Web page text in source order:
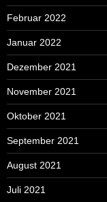
Februar 2022
Januar 2022
Dezember 2021
November 2021
Oktober 2021
September 2021
August 2021
Juli 2021